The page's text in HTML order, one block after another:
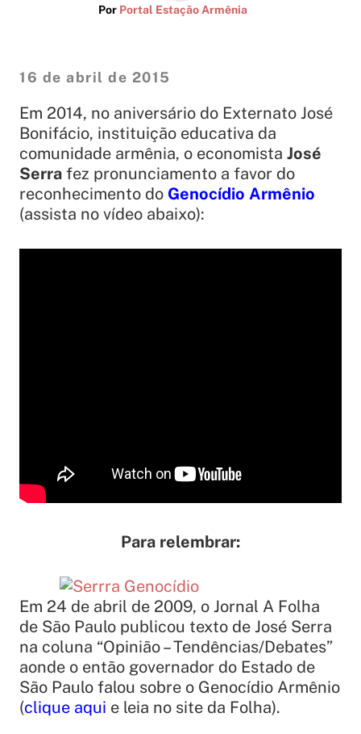
Por Portal Estação Armênia
16 de abril de 2015
Em 2014, no aniversário do Externato José
Bonifácio, instituição educativa da
comunidade armênia, o economista José
Serra fez pronunciamento a favor do
reconhecimento do Genocídio Armênio
(assista no vídeo abaixo):
Para relembrar:
Em 24 de abril de 2009, o Jornal A Folha
de São Paulo publicou texto de José Serra
na coluna “Opinião – Tendências/Debates”
aonde o então governador do Estado de
São Paulo falou sobre o Genocídio Armênio
(clique aqui e leia no site da Folha).